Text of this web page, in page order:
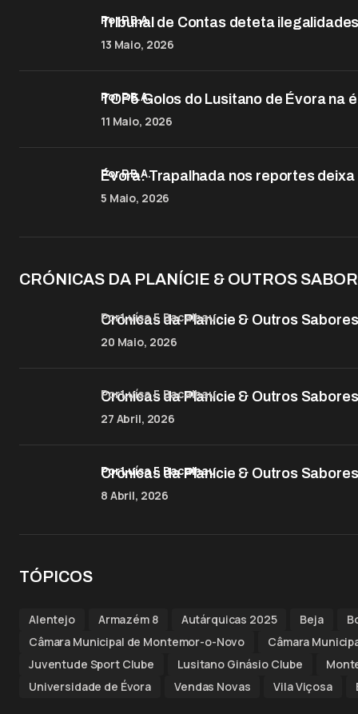
Tribunal de Contas deteta
por P.B.A.
13 Maio, 2026
TOP5 Golos do Lusitano de Évora na
por P.B.A.
11 Maio, 2026
Évora: Trapalhada nos reportes
por P.B.A.
5 Maio, 2026
CRÓNICAS DA PLANÍCIE & OUTROS
Crónicas da Planície & Outros
por Luísa F. Bacalhau
20 Maio, 2026
Crónicas da Planície & Outros
por Luísa F. Bacalhau
27 Abril, 2026
Crónicas da Planície & Outros
por Luísa F. Bacalhau
8 Abril, 2026
TÓPICOS
Alentejo Armazém 8 Autárquicas 2025 Beja
Câmara Municipal de Montemor-o-Novo
Câmara
Juventude Sport Clube
Lusitano Ginásio Clube
Universidade de Évora
Vendas Novas Vila Viçosa